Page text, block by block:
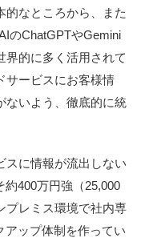
的なところから、また
のChatGPTやGemini
界的に多く活用されて
サービスにお客様情
ないよう、徹底的に統
スに情報が流出しない
400万円強（25,000
プレミス環境で社内専
アップ体制を作ってい